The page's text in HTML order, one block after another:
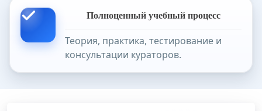
Полноценный учебный процесс
Теория, практика, тестирование и
консультации кураторов.